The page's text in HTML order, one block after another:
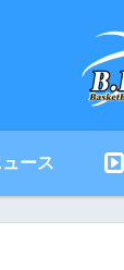
ース